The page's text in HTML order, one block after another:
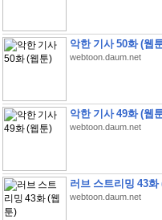
악한 기사 50화 (웹
webtoon.daum.net
악한 기사 49화 (웹
webtoon.daum.net
러브 스트리밍 43화
webtoon.daum.net